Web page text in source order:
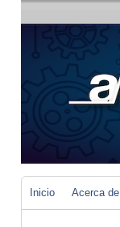
Inicio Acerca de